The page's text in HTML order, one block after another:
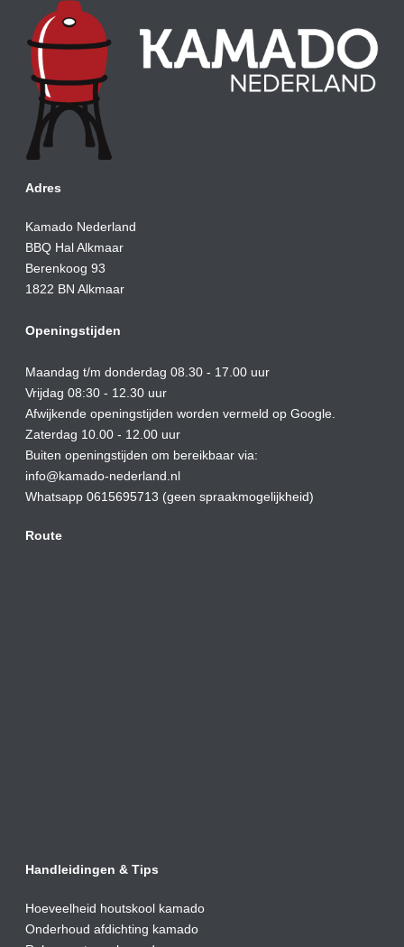
Adres
Kamado Nederland
BBQ Hal Alkmaar
Berenkoog 93
1822 BN Alkmaar
Openingstijden
Maandag t/m donderdag 08.30 - 17.00 uur
Vrijdag 08:30 - 12.30 uur
Afwijkende openingstijden worden vermeld op Google.
Zaterdag 10.00 - 12.00 uur
Buiten openingstijden om bereikbaar via:
info@kamado-nederland.nl
Whatsapp 0615695713 (geen spraakmogelijkheid)
Route
Handleidingen & Tips
Hoeveelheid houtskool kamado
Onderhoud afdichting kamado